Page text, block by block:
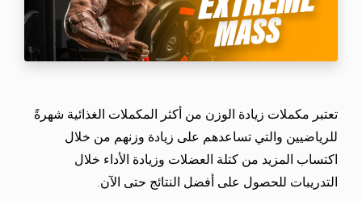
تعتبر مكملات زيادة الوزن من أكثر المكملات الغذائية شهرةً
للرياضيين والتي تساعدهم على زيادة وزنهم من خلال
اكتساب المزيد من كتلة العضلات وزيادة الأداء خلال
التدريبات للحصول على أفضل النتائج حتى الآن.